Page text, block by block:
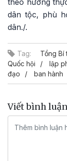
dân tộc, phù
dân./.
Tag: Tổng Bí
Quốc hội
lập
đạo
ban hành
Viết bình